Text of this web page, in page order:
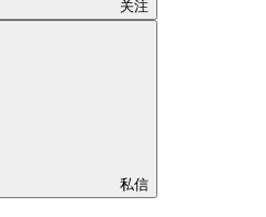
关注
私信